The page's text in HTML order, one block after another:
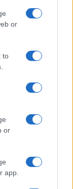
or
to
or
app.